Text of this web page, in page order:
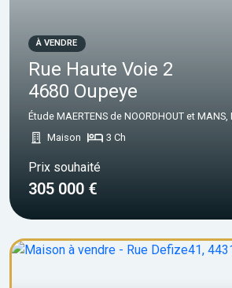
À VENDRE
Rue Haute Voie 2
4680 Oupeye
Étude MAERTENS de NOORDHOUT et
Maison
3 Ch
Prix souhaité
305 000 €